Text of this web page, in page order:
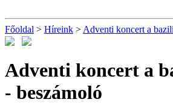
Főoldal > Híreink > Adventi koncert a
Adventi koncert a
- beszámoló